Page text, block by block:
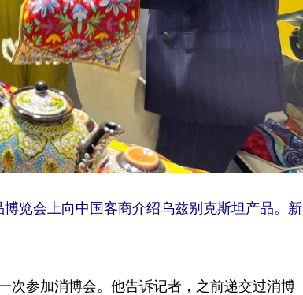
览会上向中国客商介绍乌兹别克斯坦产品。新
参加消博会。他告诉记者，之前递交过消博